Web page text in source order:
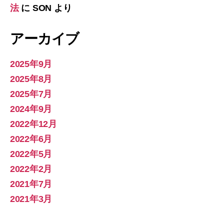
法に SON より
アーカイブ
2025年9月
2025年8月
2025年7月
2024年9月
2022年12月
2022年6月
2022年5月
2022年2月
2021年7月
2021年3月